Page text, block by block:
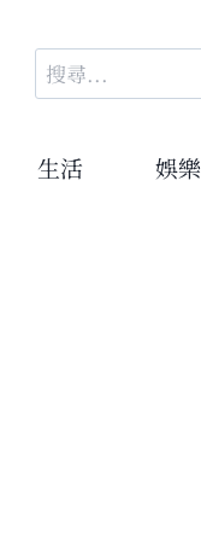
搜
尋
鍵
生活 娛樂